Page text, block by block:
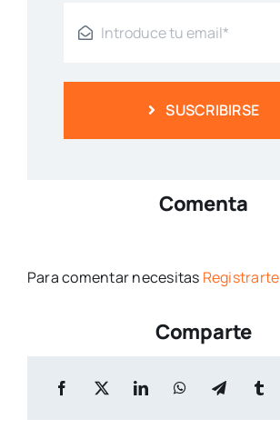
SUSCRIBIRSE
Comenta
Para comentar necesitas Registrarte
Comparte